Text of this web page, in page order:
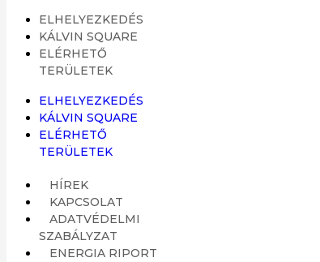
ELHELYEZKEDÉS
KÁLVIN SQUARE
ELÉRHETŐ
TERÜLETEK
ELHELYEZKEDÉS
KÁLVIN SQUARE
ELÉRHETŐ
TERÜLETEK
HÍREK
KAPCSOLAT
ADATVÉDELMI
SZABÁLYZAT
ENERGIA RIPORT